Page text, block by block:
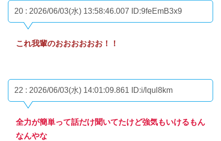
20 : 2026/06/03(水) 13:58:46.007 ID:9feEmB3x9
これ我輩のおおおおおお！！
22 : 2026/06/03(水) 14:01:09.861 ID:i/lqul8km
全力が簡単って話だけ聞いてたけど強気もいけるもん
なんやな